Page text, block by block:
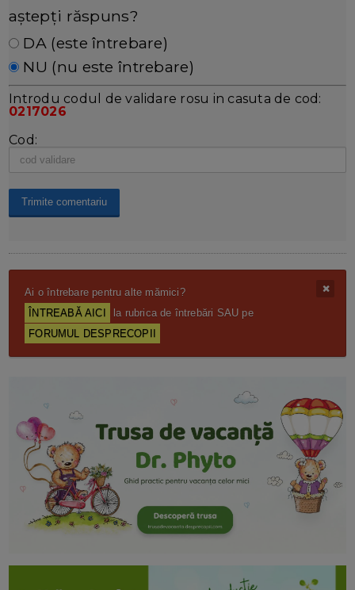
aștepți răspuns?
DA (este întrebare)
NU (nu este întrebare)
Introdu codul de validare rosu in casuta de cod:
0217026
Cod:
Ai o întrebare pentru alte mămici?
ÎNTREABĂ AICI
la rubrica de întrebări SAU pe
FORUMUL DESPRECOPII